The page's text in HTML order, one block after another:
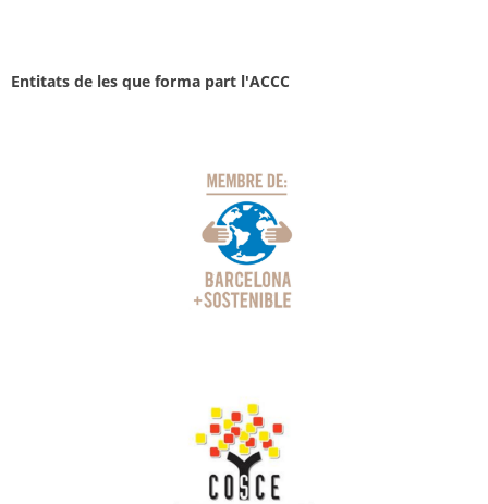
Entitats de les que forma part l'ACCC